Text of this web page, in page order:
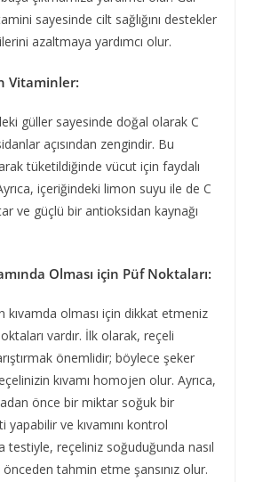
sayesinde cilt sağlığını destekler
azaltmaya yardımcı olur.
Vitaminler:
güller sayesinde doğal olarak C
açısından zengindir. Bu
tüketildiğinde vücut için faydalı
içeriğindeki limon suyu ile de C
ve güçlü bir antioksidan kaynağı
Olması için Püf Noktaları:
kıvamda olması için dikkat etmeniz
vardır. İlk olarak, reçeli
önemlidir; böylece şeker
kıvamı homojen olur. Ayrıca,
önce bir miktar soğuk bir
ve kıvamını kontrol
testiyle, reçeliniz soğuduğunda nasıl
önceden tahmin etme şansınız olur.